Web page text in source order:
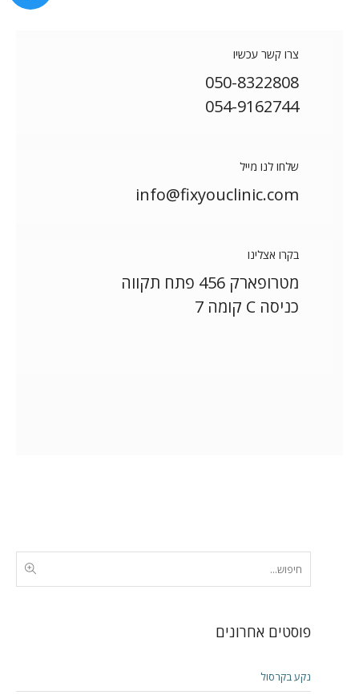
צרו קשר עכשיו
050-8322808
054-9162744
שלחו לנו מייל
info@fixyouclinic.com
בקרו אצלינו
מטרופארק 456 פתח תקווה
כניסה С קומה 7
פוסטים אחרונים
נקע בקרסול